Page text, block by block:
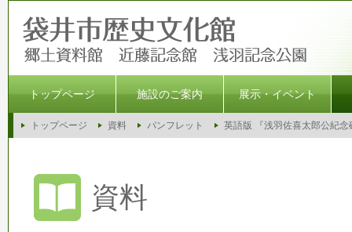
トップページ 施設のご案内 展示・イベント
トップページ 資料 パンフレット 英語版 『浅羽佐喜太郎公紀
資料